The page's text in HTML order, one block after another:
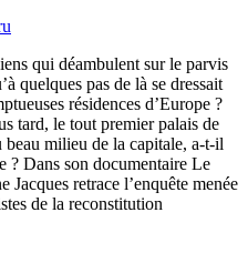
qui déambulent sur le parvis
quelques pas de là se dressait
résidences d’Europe ?
tard, le tout premier palais de
milieu de la capitale, a-t-il
? Dans son documentaire Le
Jacques retrace l’enquête menée
de la reconstitution